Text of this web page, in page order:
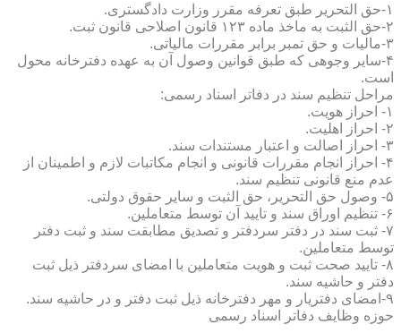
۱-حق التحریر طبق تعرفه مقرر وزارت دادگستری.
۲-حق الثبت به ماخذ ماده ۱۲۳ قانون اصلاحی قانون ثبت.
۳-مالیات و حق تمبر برابر مقررات مالیاتی.
۴-سایر وجوهی که طبق قوانین وصول آن به عهده دفترخانه محول
است.
مراحل تنظیم سند در دفاتر اسناد رسمی:
۱- احراز هویت.
۲- احراز اهلیت.
۳- احراز اصالت و اعتبار مستندات سند.
۴- احراز انجام مقررات قانونی و انجام مکاتبات لازم و اطمینان از
عدم منع قانونی تنظیم سند.
۵- وصول حق التحریر، حق الثبت و سایر حقوق دولتی.
۶- تنظیم اوراق سند و تایید آن توسط متعاملین.
۷- ثبت سند در دفتر سردفتر و تصدیق مطابقت سند و ثبت دفتر
توسط متعاملین.
۸- تایید صحت ثبت و هویت متعاملین با امضای سردفتر ذیل ثبت
دفتر و حاشیه سند.
۹-امضای دفتریار و مهر دفترخانه ذیل ثبت دفتر و در حاشیه سند.
حوزه وظایف دفاتر اسناد رسمی